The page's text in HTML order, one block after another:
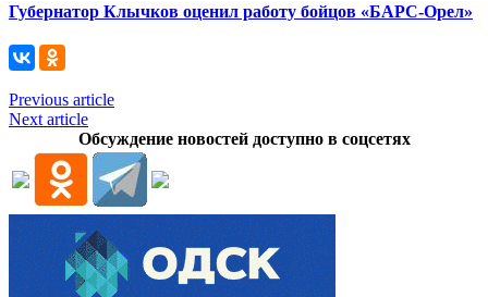
Губернатор Клычков оценил работу бойцов «БАРС-Орел»
Previous article
Next article
Обсуждение новостей доступно в соцсетях